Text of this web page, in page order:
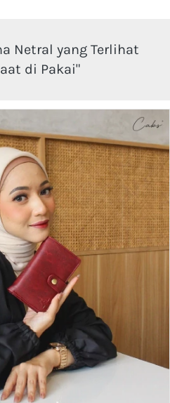
Netral yang Terlihat
di Pakai"